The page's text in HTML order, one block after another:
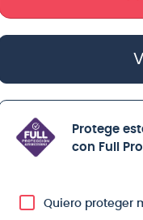
Protege
con Full
Quiero proteger